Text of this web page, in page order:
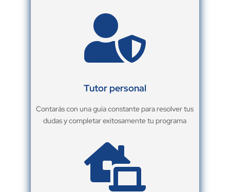

Tutor personal
Contarás con una guía constante para resolver tus
dudas y completar exitosamente tu programa
